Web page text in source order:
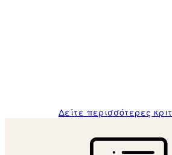
Δείτε περισσότερες